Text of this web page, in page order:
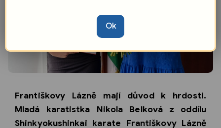
Františkovy Lázně mají důvod k hrdosti.
Mladá karatistka Nikola Belková z oddílu
Shinkyokushinkai karate Františkovy Lázně
Ok